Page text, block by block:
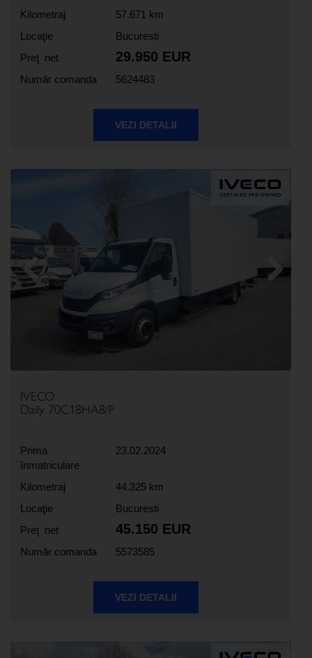
Kilometraj
57.671 km
Locaţie
Bucuresti
Preţ net
29.950 EUR
Număr comanda 5624483
VEZI DETALII
Previous
IVECO
Daily 70C18HA8/P
Prima
înmatriculare
23.02.2024
Kilometraj
44.325 km
Locaţie
Bucuresti
Preţ net
45.150 EUR
Număr comanda 5573585
VEZI DETALII